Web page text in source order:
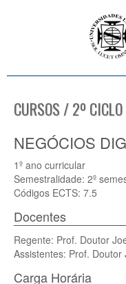
CURSOS / 2º
NEGÓCIOS
1º ano curricular
Semestralidade: 2º
Códigos ECTS: 7.5
Docentes
Regente: Prof. Doutor
Assistentes: Prof. Doutor
Carga Horária